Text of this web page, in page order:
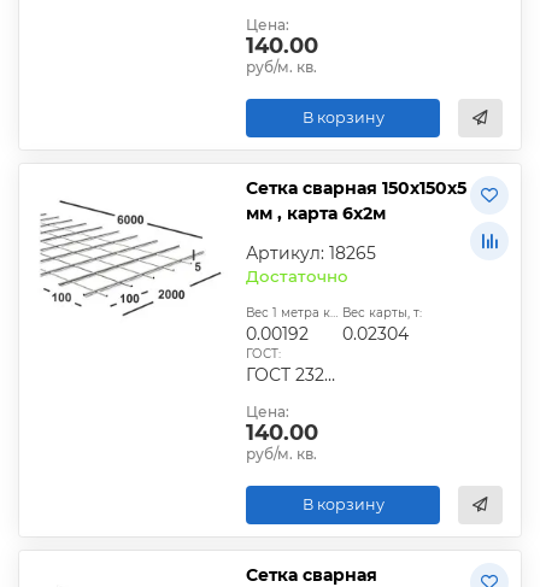
Цена:
140.00
руб/м. кв.
В корзину
Сетка сварная 150х150х5
мм , карта 6х2м
Артикул: 18265
Достаточно
Вес 1 метра квадратного, т:
0.00192
Вес карты, т:
0.02304
ГОСТ:
ГОСТ 23279-2012, ТУ
Цена:
140.00
руб/м. кв.
В корзину
Сетка сварная